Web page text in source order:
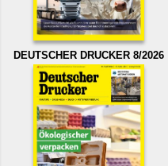
DEUTSCHER DRUCKER 8/2026